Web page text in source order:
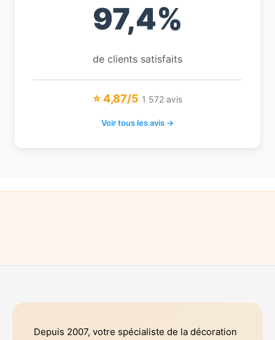
97,4%
de clients satisfaits
⭐ 4,87/5 1 572 avis
Voir tous les avis →
Depuis 2007, votre spécialiste de la décoration